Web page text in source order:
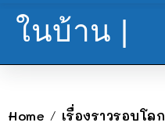
ในบ้าน |
Home / เรื่องราวรอบโลก